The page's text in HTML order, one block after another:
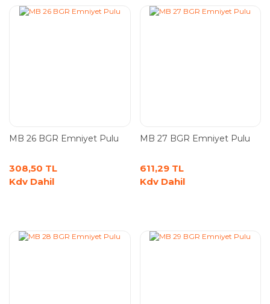
MB 26 BGR Emniyet Pulu
308,50 TL
Kdv Dahil
MB 27 BGR Emniyet Pulu
611,29 TL
Kdv Dahil